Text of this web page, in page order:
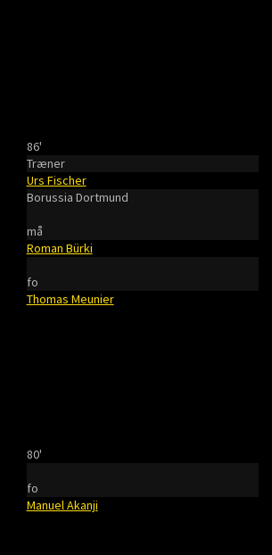
86'
Træner
Urs Fischer
Borussia Dortmund
må
Roman Bürki
fo
Thomas Meunier
80'
fo
Manuel Akanji